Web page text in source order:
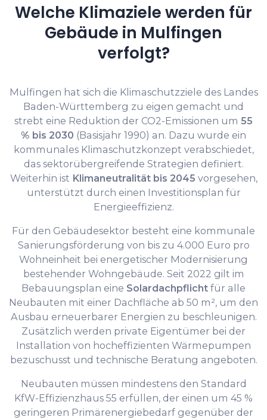
Welche Klimaziele werden für
Gebäude in Mulfingen
verfolgt?
Mulfingen hat sich die Klimaschutzziele des Landes
Baden-Württemberg zu eigen gemacht und
strebt eine Reduktion der CO2-Emissionen um 55
% bis 2030 (Basisjahr 1990) an. Dazu wurde ein
kommunales Klimaschutzkonzept verabschiedet,
das sektorübergreifende Strategien definiert.
Weiterhin ist Klimaneutralität bis 2045 vorgesehen,
unterstützt durch einen Investitionsplan für
Energieeffizienz.
Für den Gebäudesektor besteht eine kommunale
Sanierungsförderung von bis zu 4.000 Euro pro
Wohneinheit bei energetischer Modernisierung
bestehender Wohngebäude. Seit 2022 gilt im
Bebauungsplan eine Solardachpflicht für alle
Neubauten mit einer Dachfläche ab 50 m², um den
Ausbau erneuerbarer Energien zu beschleunigen.
Zusätzlich werden private Eigentümer bei der
Installation von hocheffizienten Wärmepumpen
bezuschusst und technische Beratung angeboten.
Neubauten müssen mindestens den Standard
KfW-Effizienzhaus 55 erfüllen, der einen um 45 %
geringeren Primärenergiebedarf gegenüber der